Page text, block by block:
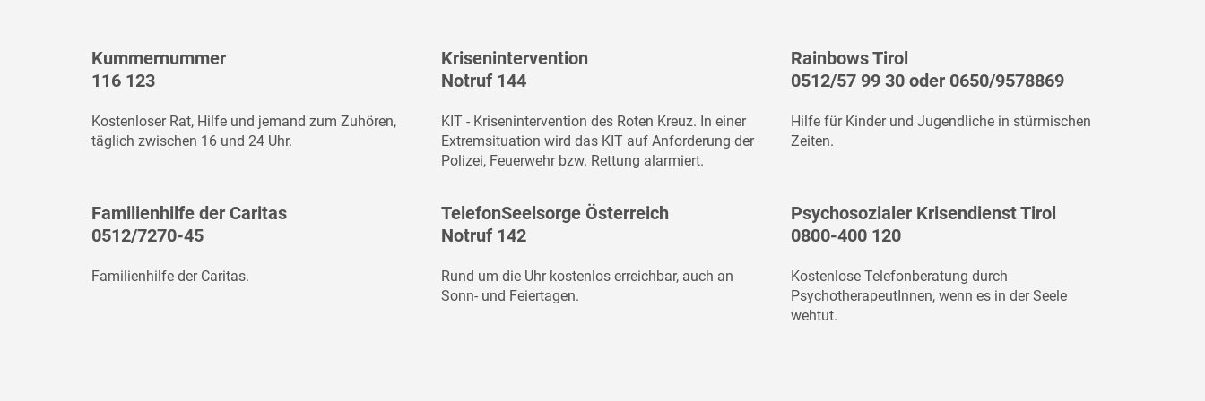
Kummernummer
116 123
Kostenloser Rat, Hilfe und jemand zum Zuhören,
täglich zwischen 16 und 24 Uhr.
Krisenintervention
Notruf 144
KIT - Krisenintervention des Roten Kreuz. In einer
Extremsituation wird das KIT auf Anforderung der
Polizei, Feuerwehr bzw. Rettung alarmiert.
Rainbows Tirol
0512/57 99 30oder 0650/9578869
Hilfe für Kinder und Jugendliche in stürmischen
Zeiten.
Familienhilfe der Caritas
0512/7270-45
Familienhilfe der Caritas.
TelefonSeelsorge Österreich
Notruf 142
Rund um die Uhr kostenlos erreichbar, auch an
Sonn- und Feiertagen.
Psychosozialer Krisendienst Tirol
0800-400 120
Kostenlose Telefonberatung durch
PsychotherapeutInnen, wenn es in der Seele
wehtut.